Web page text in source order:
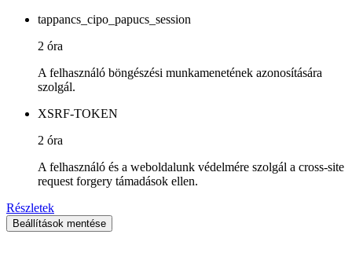
tappancs_cipo_papucs_session
2 óra
A felhasználó böngészési munkamenetének azonosítására
szolgál.
XSRF-TOKEN
2 óra
A felhasználó és a weboldalunk védelmére szolgál a cross-site
request forgery támadások ellen.
Részletek
Beállítások mentése